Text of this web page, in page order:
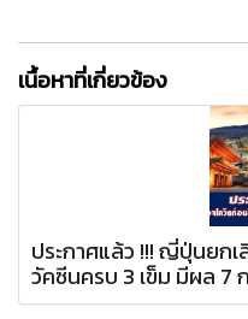
เนื้อหาที่เกี่ยวข้อง
ประกาศแล้ว !!! ญี่ปุ่นยก
วัคซีนครบ 3 เข็ม มีผล 7